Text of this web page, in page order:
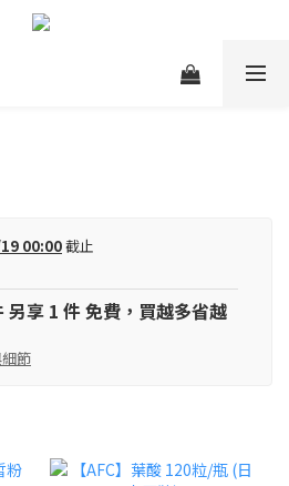
00:00截止
另享 1 件 免費，買越多省越
節